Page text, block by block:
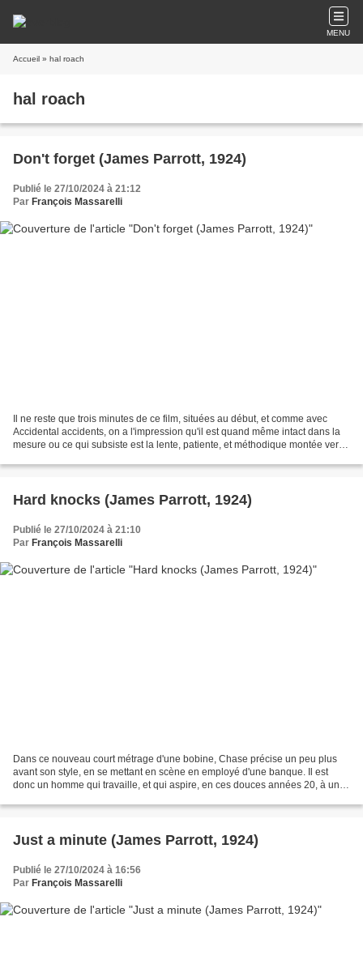
MENU
Accueil » hal roach
hal roach
Don't forget (James Parrott, 1924)
Publié le 27/10/2024 à 21:12
Par François Massarelli
Il ne reste que trois minutes de ce film, situées au début, et comme avec
Accidental accidents, on a l'impression qu'il est quand même intact dans la
mesure ou ce qui subsiste est la lente, patiente, et méthodique montée vers
Hard knocks (James Parrott, 1924)
Publié le 27/10/2024 à 21:10
Par François Massarelli
Dans ce nouveau court métrage d'une bobine, Chase précise un peu plus
avant son style, en se mettant en scène en employé d'une banque. Il est
donc un homme qui travaille, et qui aspire, en ces douces années 20, à une
Just a minute (James Parrott, 1924)
Publié le 27/10/2024 à 16:56
Par François Massarelli